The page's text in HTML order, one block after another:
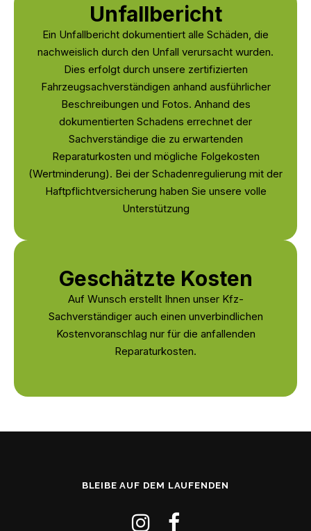
Unfallbericht
Ein Unfallbericht dokumentiert alle Schäden, die
nachweislich durch den Unfall verursacht wurden.
Dies erfolgt durch unsere zertifizierten
Fahrzeugsachverständigen anhand ausführlicher
Beschreibungen und Fotos. Anhand des
dokumentierten Schadens errechnet der
Sachverständige die zu erwartenden
Reparaturkosten und mögliche Folgekosten
(Wertminderung). Bei der Schadenregulierung mit der
Haftpflichtversicherung haben Sie unsere volle
Unterstützung
Geschätzte Kosten
Auf Wunsch erstellt Ihnen unser Kfz-
Sachverständiger auch einen unverbindlichen
Kostenvoranschlag nur für die anfallenden
Reparaturkosten.
BLEIBE AUF DEM LAUFENDEN